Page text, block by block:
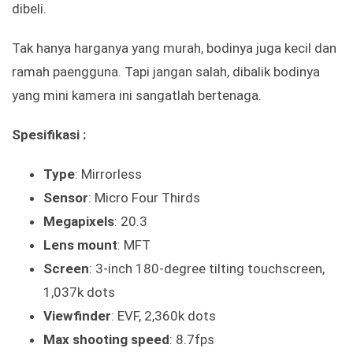
dibeli.
Tak hanya harganya yang murah, bodinya juga kecil dan
ramah paengguna. Tapi jangan salah, dibalik bodinya
yang mini kamera ini sangatlah bertenaga.
Spesifikasi :
Type: Mirrorless
Sensor: Micro Four Thirds
Megapixels: 20.3
Lens mount: MFT
Screen: 3-inch 180-degree tilting touchscreen,
1,037k dots
Viewfinder: EVF, 2,360k dots
Max shooting speed: 8.7fps